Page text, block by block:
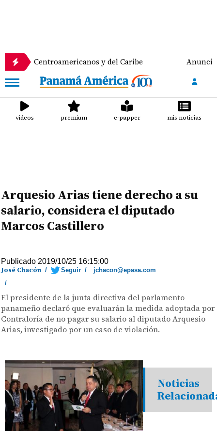
y del Caribe Anuncian
videos premium e-papper mis noticias
Arquesio Arias tiene derecho a su
salario, considera el diputado
Marcos Castillero
Publicado 2019/10/25 16:15:00
José Chacón / Seguir /
jchacon@epasa.com
/
El presidente de la junta directiva del parlamento
panameño declaró que evaluarán la medida adoptada por
Contraloría de no pagar su salario al diputado Arquesio
Arias, investigado por un caso de violación.
Noticias